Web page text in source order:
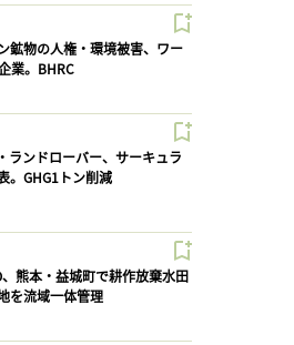
鉱物の人権・環境被害、ワー
業。BHRC
ランドローバー、サーキュラ
。GHG1トン削減
、熊本・益城町で耕作放棄水田
を流域一体管理